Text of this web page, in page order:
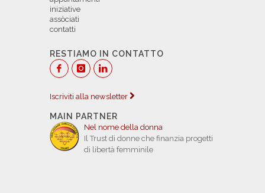
iniziative
assòciati
contatti
RESTIAMO IN CONTATTO
Iscriviti alla newsletter
MAIN PARTNER
Nel nome della donna
Il Trust di donne che finanzia progetti
di libertà femminile